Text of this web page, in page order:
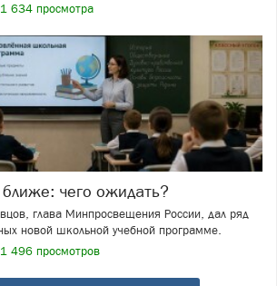
1 634 просмотра
ближе: чего ожидать?
глава Минпросвещения России, дал ряд
новой школьной учебной программе.
1 496 просмотров